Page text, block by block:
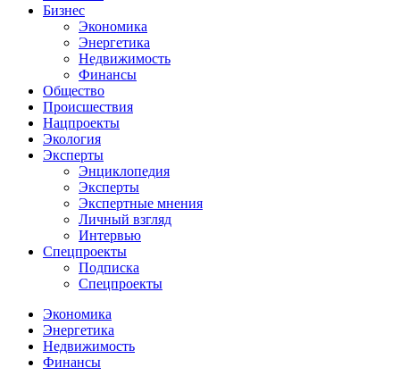
Бизнес
Экономика
Энергетика
Недвижимость
Финансы
Общество
Происшествия
Нацпроекты
Экология
Эксперты
Энциклопедия
Эксперты
Экспертные мнения
Личный взгляд
Интервью
Спецпроекты
Подписка
Спецпроекты
Экономика
Энергетика
Недвижимость
Финансы